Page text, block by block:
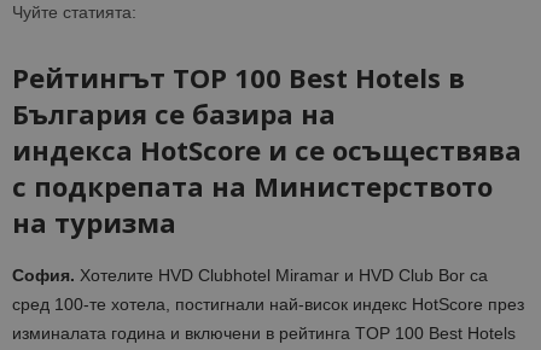
Чуйте статията:
Рейтингът TOP 100 Best Hotels в
България се базира на
индекса HotScore и се осъществява
с подкрепата на Министерството
на туризма
София. Хотелите HVD Clubhotel Miramar и HVD Club Bor са
сред 100-те хотела, постигнали най-висок индекс HotScore през
изминалата година и включени в рейтинга TOP 100 Best Hotels